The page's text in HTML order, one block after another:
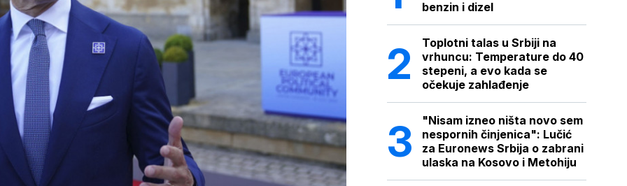
benzin i dizel
Toplotni talas u Srbiji na
vrhuncu: Temperature do 40
stepeni, a evo kada se
očekuje zahlađenje
"Nisam izneo ništa novo sem
nespornih činjenica": Lučić
za Euronews Srbija o zabrani
ulaska na Kosovo i Metohiju